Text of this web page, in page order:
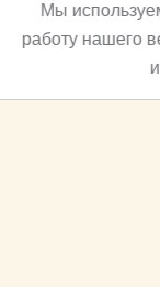
Мы
работу нашего